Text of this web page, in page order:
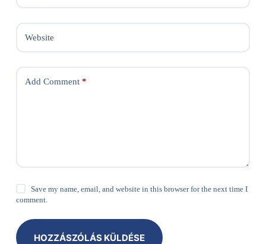
Website
Add Comment*
Save my name, email, and website in this browser for the next time I
comment.
HOZZÁSZÓLÁS KÜLDÉSE